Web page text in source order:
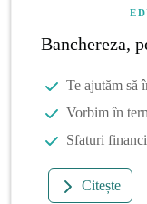
Banchereza,
Te ajutăm să
Vorbim în
Sfaturi
Citește